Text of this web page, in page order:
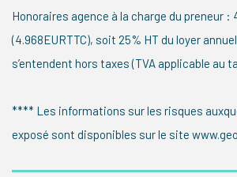
Honoraires agence à la charge du preneur :
(4.968EURTTC), soit 25% HT du loyer
s’entendent hors taxes (TVA applicable au
**** Les informations sur les risques
exposé sont disponibles sur le site